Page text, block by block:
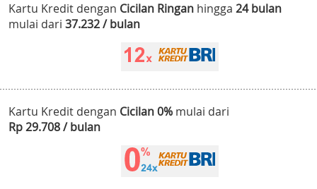
Kartu Kredit dengan Cicilan Ringan hingga 24 bulan
mulai dari 37.232 / bulan
Kartu Kredit dengan Cicilan 0% mulai dari
Rp 29.708 / bulan